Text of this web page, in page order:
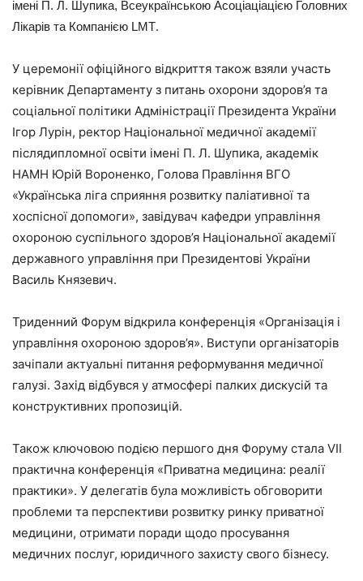
імені П. Л. Шупика, Всеукраїнською Асоціаціацією Головних
Лікарів та Компанією LMT.
У церемонії офіційного відкриття також взяли участь
керівник Департаменту з питань охорони здоров’я та
соціальної політики Адміністрації Президента України
Ігор Лурін, ректор Національної медичної академії
післядипломної освіти імені П. Л. Шупика, академік
НАМН Юрій Вороненко, Голова Правління ВГО
«Українська ліга сприяння розвитку паліативної та
хоспісної допомоги», завідувач кафедри управління
охороною суспільного здоров’я Національної академії
державного управління при Президентові України
Василь Князевич.
Триденний Форум відкрила конференція «Організація і
управління охороною здоров’я». Виступи організаторів
зачіпали актуальні питання реформування медичної
галузі. Захід відбувся у атмосфері палких дискусій та
конструктивних пропозицій.
Також ключовою подією першого дня Форуму стала VІІ
практична конференція «Приватна медицина: реалії
практики». У делегатів була можливість обговорити
проблеми та перспективи розвитку ринку приватної
медицини, отримати поради щодо просування
медичних послуг, юридичного захисту свого бізнесу.